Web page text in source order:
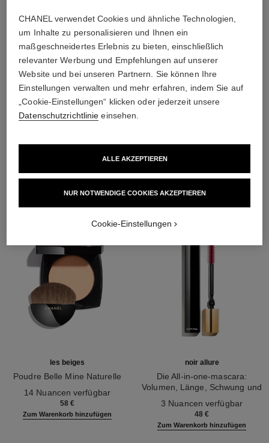
Mit Tages- und
Nachtcremes,
Sonnenschutz,
Sprays gegen
Umweltschadstoffe
und mehr
DIE PERFEKTE KOMBINATION
les beiges
Poudre Belle Mine Naturelle
14 Nuancen verfügbar
58 €
Zum Warenkorb hinzufügen
noir allure
Die All-in-one-mascara:
Volumen, Länge, Schwung und
3 Nuancen verfügbar
48 €
Zum Warenkorb hinzufügen
CHANEL verwendet Cookies und ähnliche Technologien,
um Inhalte zu personalisieren und Ihnen ein
maßgeschneidertes Erlebnis zu bieten, einschließlich
relevanter Werbung und Empfehlungen auf unserer
Website und bei unseren Partnern. Sie können Ihre
Einstellungen verwalten und mehr erfahren, indem Sie auf
„Cookie-Einstellungen“ klicken oder jederzeit unsere
Datenschutzrichtlinie einsehen.
NUR NOTWENDIGE COOKIES AKZEPTIEREN
ALLE AKZEPTIEREN
Cookie-Einstellungen